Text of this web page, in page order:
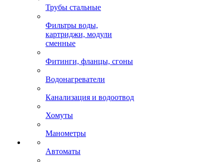
Трубы стальные
Фильтры воды,
картриджи, модули
сменные
Фитинги, фланцы, сгоны
Водонагреватели
Канализация и водоотвод
Хомуты
Манометры
Автоматы